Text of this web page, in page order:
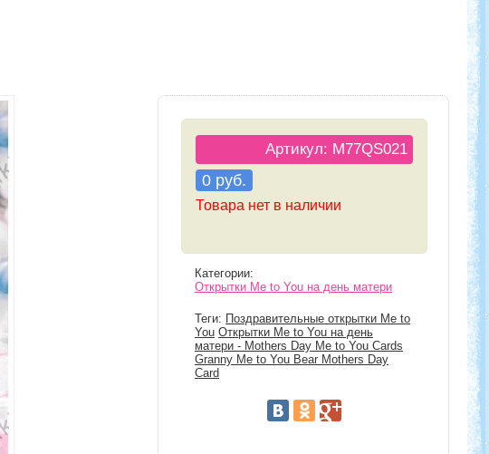
Артикул: M77QS021
0 руб.
Товара нет в наличии
Категории:
Открытки Me to You на день матери
Теги: Поздравительные открытки Me to
You Открытки Me to You на день
матери - Mothers Day Me to You Cards
Granny Me to You Bear Mothers Day
Card